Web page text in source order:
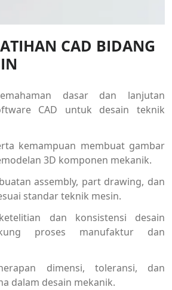
CAD BIDANG
dasar dan lanjutan
CAD untuk desain teknik
kemampuan membuat gambar
3D komponen mekanik.
assembly, part drawing, dan
standar teknik mesin.
dan konsistensi desain
proses manufaktur dan
dimensi, toleransi, dan
dalam desain mekanik.